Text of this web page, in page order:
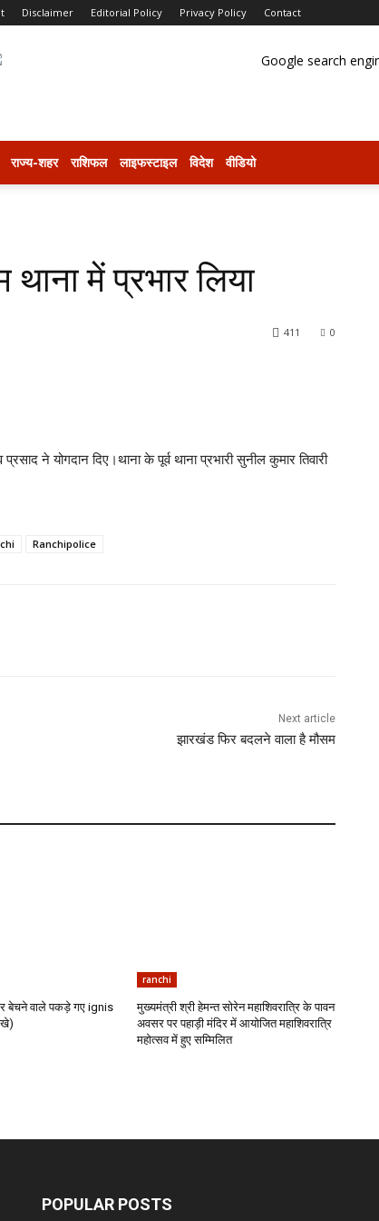
Disclaimer Editorial Policy Privacy Policy Contact
राज्य-शहर राशिफल लाइफस्टाइल विदेश वीडियो
में प्रभार लिया
0
411
ने योगदान दिए।थाना के पूर्व थाना प्रभारी सुनील कुमार तिवारी
Ranchipolice
Next article
झारखंड फिर बदलने वाला है मौसम
बेचने वाले पकड़े गए ignis
ranchi
मुख्यमंत्री श्री हेमन्त सोरेन महाशिवरात्रि के पावन
अवसर पर पहाड़ी मंदिर में आयोजित महाशिवरात्रि
महोत्सव में हुए सम्मिलित
POPULAR POSTS